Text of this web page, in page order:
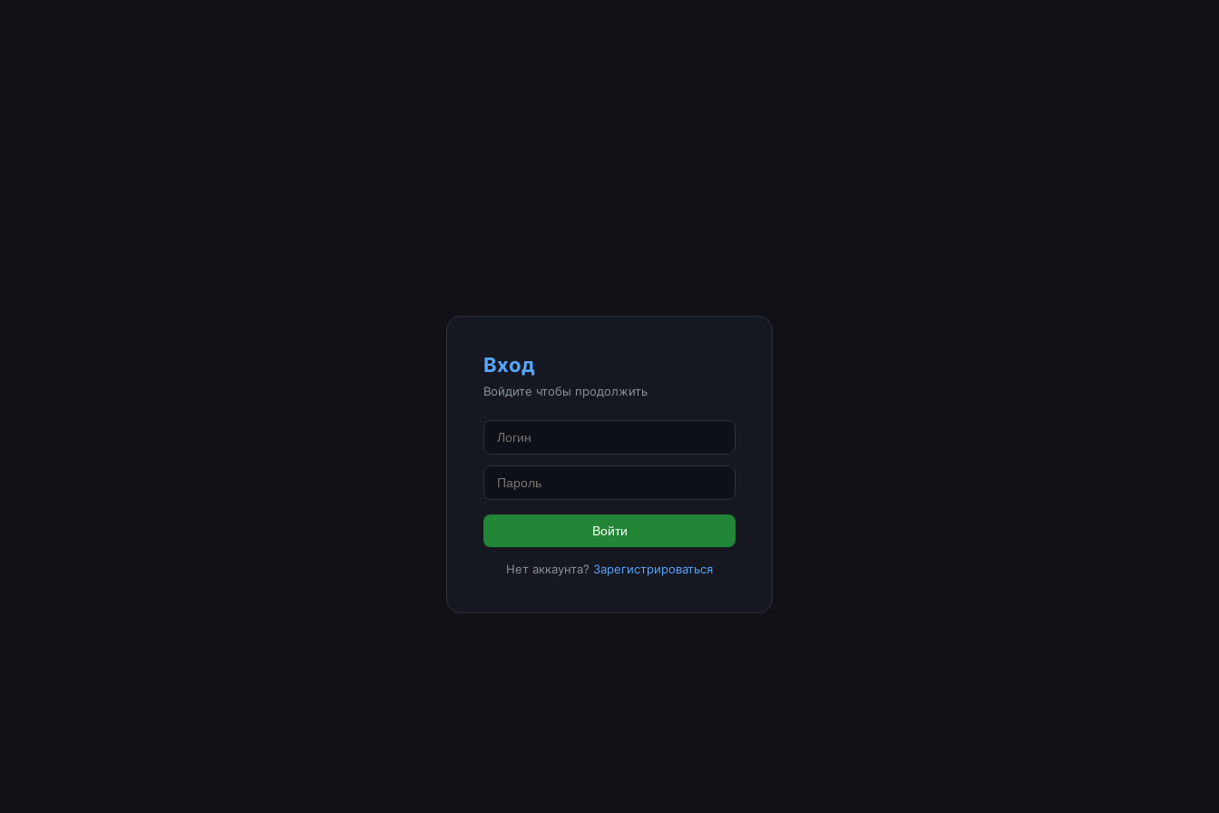
Вход
Войдите чтобы продолжить
Войти
Нет аккаунта? Зарегистрироваться